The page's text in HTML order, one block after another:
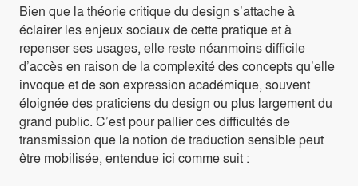
Bien que la théorie critique du design s’attache à
éclairer les enjeux sociaux de cette pratique et à
repenser ses usages, elle reste néanmoins difficile
d’accès en raison de la complexité des concepts qu’elle
invoque et de son expression académique, souvent
éloignée des praticiens du design ou plus largement du
grand public. C’est pour pallier ces difficultés de
transmission que la notion de traduction sensible peut
être mobilisée, entendue ici comme suit :